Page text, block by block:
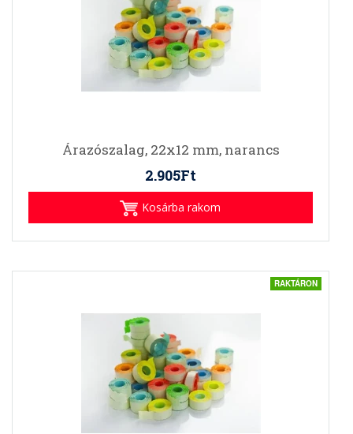
Árazószalag, 22x12 mm, narancs
2.905Ft
Kosárba rakom
RAKTÁRON